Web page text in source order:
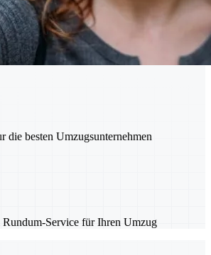
die besten Umzugsunternehmen
Service für Ihren Umzug